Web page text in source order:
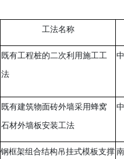
工法名称
既有工程桩的二次利用施工工
法
既有建筑物面砖外墙采用蜂窝
石材外墙板安装工法
钢框架组合结构吊挂式模板支撑